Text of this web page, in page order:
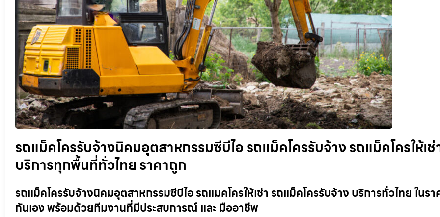
รถแม็คโครรับจ้างนิคมอุตสาหกรรมซีบีไอ รถแม็คโครรับจ้าง รถแม็คโครให้เช่
บริการทุกพื้นที่ทั่วไทย ราคาถูก
รถแม็คโครรับจ้างนิคมอุตสาหกรรมซีบีไอ รถแมคโครให้เช่า รถแม็คโครรับจ้าง บริการทั่วไทย ในรา
กันเอง พร้อมด้วยทีมงานที่มีประสบการณ์ และ มืออาชีพ